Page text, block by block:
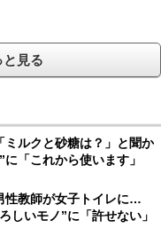
と見る
ミルクと砂糖は？」と聞か
「これから使います」
性教師が女子トイレに…
しいモノ”に「許せない」